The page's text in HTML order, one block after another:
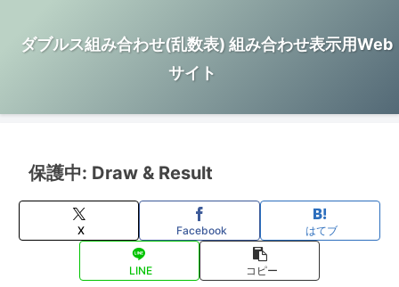
ダブルス組み合わせ(乱数表) 組み合わせ表示用Web
サイト
保護中: Draw & Result
X Facebook はてブ
LINE コピー